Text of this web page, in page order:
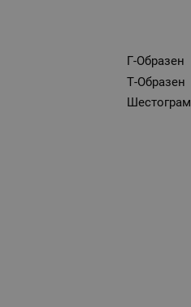
Г-Образен
Т-Образен
Шестограм